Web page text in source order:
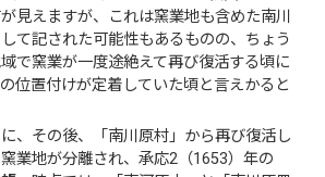
見えますが、これは窯業地も含めた南川
て記された可能性もあるものの、ちょう
で窯業が一度途絶えて再び復活する頃に
位置付けが定着していた頃と言えかると
、その後、「南川原村」から再び復活し
業地が分離され、承応2（1653）年の